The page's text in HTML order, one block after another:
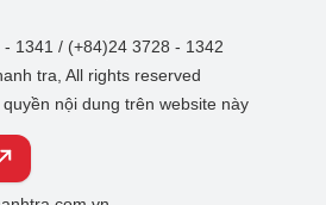
1341 / (+84)24 3728 - 1342
tra, All rights reserved
nội dung trên website này